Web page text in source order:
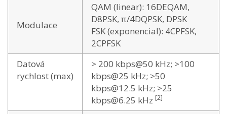
Modulace
QAM (linear): 16DEQAM,
D8PSK, π/4DQPSK, DPSK
FSK (exponencial): 4CPFSK,
2CPFSK
Datová
rychlost (max)
> 200 kbps@50 kHz; >100
kbps@25 kHz; >50
kbps@12.5 kHz; >25
kbps@6.25 kHz [2]